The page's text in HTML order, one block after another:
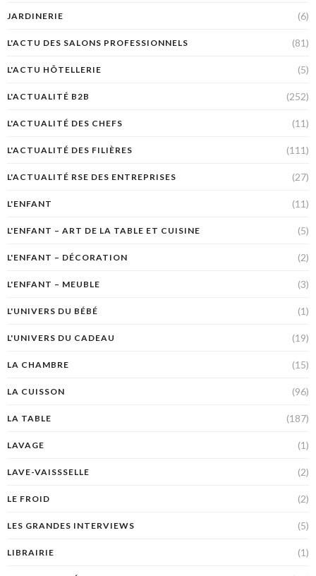
JARDINERIE (6)
L'ACTU DES SALONS PROFESSIONNELS (81)
L'ACTU HÔTELLERIE (5)
L'ACTUALITÉ B2B (252)
L'ACTUALITÉ DES CHEFS (11)
L'ACTUALITÉ DES FILIÈRES (111)
L'ACTUALITÉ RSE DES ENTREPRISES (27)
L'ENFANT (11)
L'ENFANT – ART DE LA TABLE ET CUISINE (5)
L'ENFANT – DÉCORATION (2)
L'ENFANT – MEUBLE (3)
L'UNIVERS DU BÉBÉ (1)
L'UNIVERS DU CADEAU (19)
LA CHAMBRE (15)
LA CUISSON (96)
LA TABLE (187)
LAVAGE (1)
LAVE-VAISSSELLE (2)
LE FROID (2)
LES GRANDES INTERVIEWS (5)
LIBRAIRIE (1)